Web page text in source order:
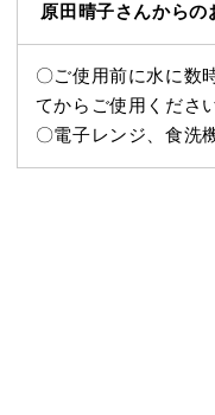
原田晴子さんから
〇ご使用前に水に数
てからご使用くださ
〇電子レンジ、食洗